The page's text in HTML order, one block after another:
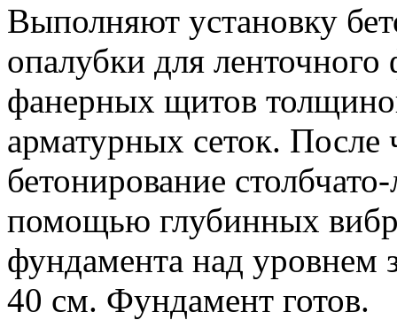
Выполняют установку
опалубки для
фанерных щитов
арматурных сеток. После
бетонирование
помощью глубинных
фундамента над уровнем
40 см. Фундамент готов.